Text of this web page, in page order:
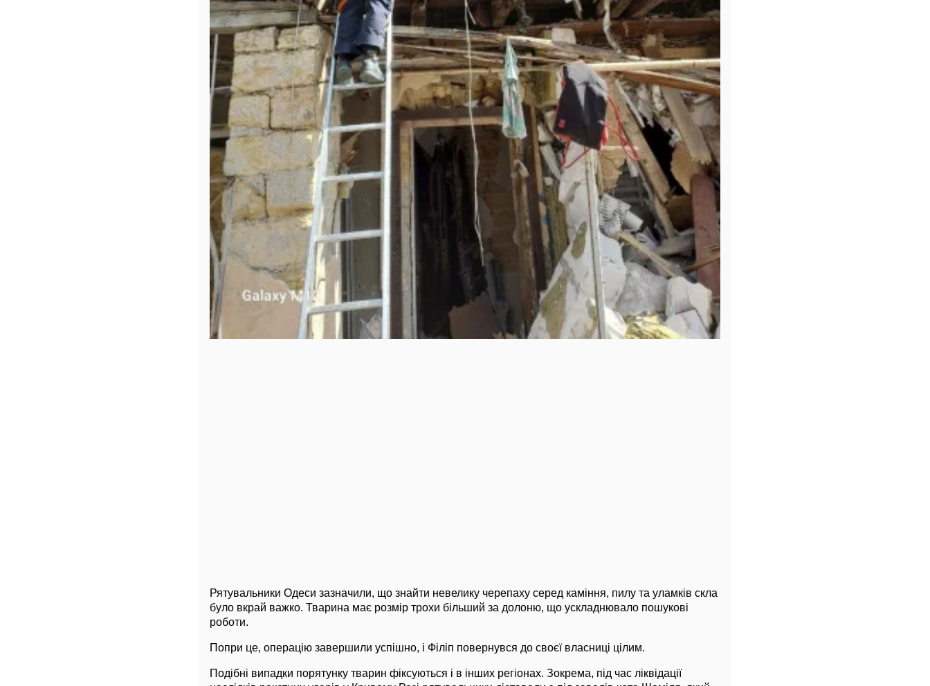
Рятувальники Одеси зазначили, що знайти невелику черепаху серед каміння, пилу та уламків скла
було вкрай важко. Тварина має розмір трохи більший за долоню, що ускладнювало пошукові
роботи.
Попри це, операцію завершили успішно, і Філіп повернувся до своєї власниці цілим.
Подібні випадки порятунку тварин фіксуються і в інших регіонах. Зокрема, під час ліквідації